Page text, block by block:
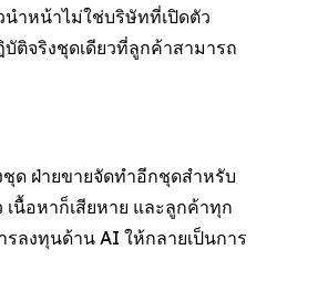
นำหน้าไม่ใช่บริษัทที่เปิดตัว
ติจริงชุดเดียวที่ลูกค้าสามารถ
ชุด ฝ่ายขายจัดทำอีกชุดสำหรับ
นื้อหาก็เสียหาย และลูกค้าทุก
ลงทุนด้าน AI ให้กลายเป็นการ